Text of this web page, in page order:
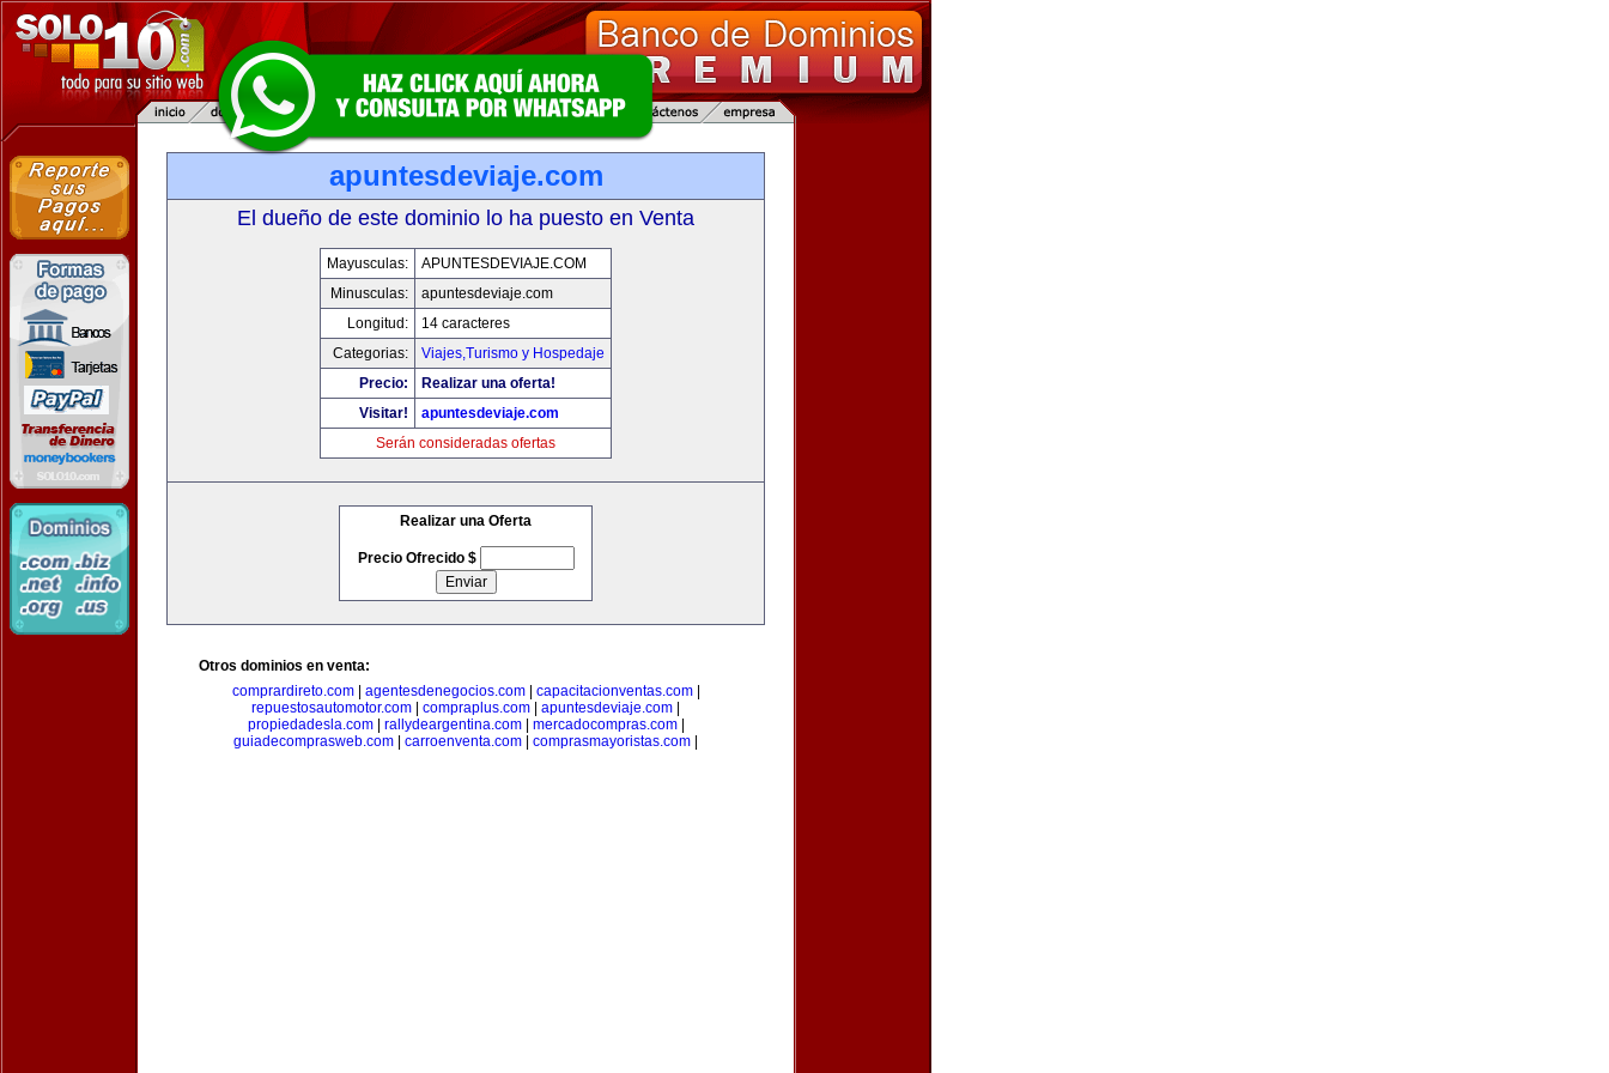
apuntesdeviaje.com
El dueño de este dominio lo ha puesto en Venta
Mayusculas:
APUNTESDEVIAJE.COM
Minusculas:
apuntesdeviaje.com
Longitud:
14 caracteres
Categorias:
Viajes,Turismo y Hospedaje
Precio:
Realizar una oferta!
Visitar!
apuntesdeviaje.com
Serán consideradas ofertas
Realizar una Oferta
Precio Ofrecido $
Otros dominios en venta:
comprardireto.com| agentesdenegocios.com| capacitacionventas.com|
repuestosautomotor.com
compraplus.com apuntesdeviaje.com
propiedadesla.com| rallydeargentina.com| mercadocompras.com|
guiadecomprasweb.com
carroenventa.com comprasmayoristas.com